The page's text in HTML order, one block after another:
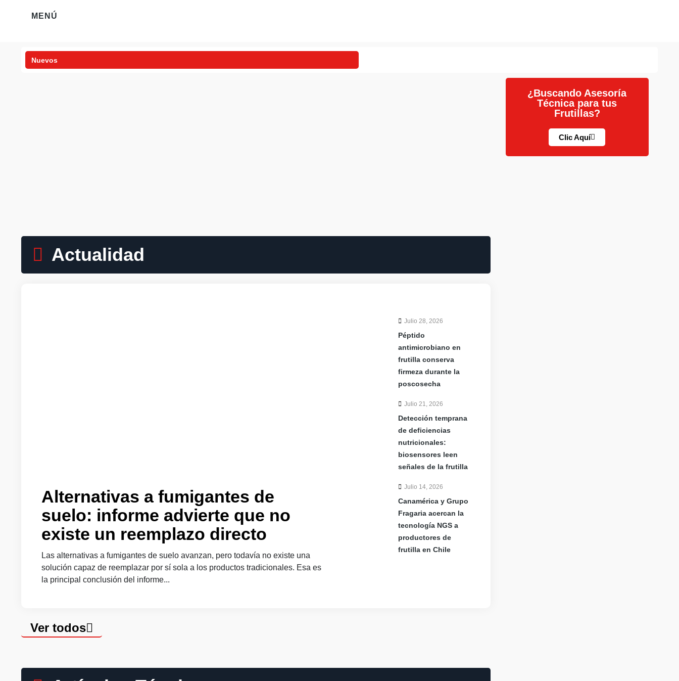
MENÚ
Nuevos
Actualidad
Alternativas a fumigantes de
suelo: informe advierte que no
existe un reemplazo directo
Las alternativas a fumigantes de suelo avanzan, pero todavía no existe una
solución capaz de reemplazar por sí sola a los productos tradicionales. Esa es
la principal conclusión del informe...
Julio 28, 2026
Péptido
antimicrobiano en
frutilla conserva
firmeza durante la
poscosecha
Julio 21, 2026
Detección temprana
de deficiencias
nutricionales:
biosensores leen
señales de la frutilla
Julio 14, 2026
Canamérica y Grupo
Fragaria acercan la
tecnología NGS a
productores de
frutilla en Chile
Ver todos
¿Buscando Asesoría
Técnica para tus
Frutillas?
Clic Aquí